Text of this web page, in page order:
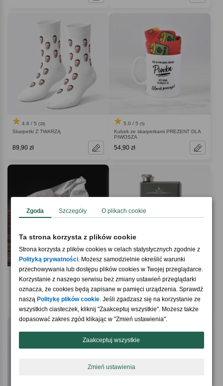
4.6 / 5 (28)
Skarpetki Z TWARZĄ
89,90 zł
5.0 / 5 (5)
Kubek ze skarpetkami PREZENT DLA
PIWOSZA
54,90 zł
Mydło o zapachu WHISKY upominek
dla faceta
59,90 zł
Piersiówka z grawerem na PREZENT
NA DZIEŃ CHŁOPAKA
99,90 zł
Strona zawiera informacje dotyczące alkoholu i jest
Zgoda Szczegóły O plikach cookie
Ta strona korzysta z plików cookie
Strona korzysta z plików cookies w celach statystycznych zgodnie z
Polityką prywatności. Możesz samodzielnie określić warunki
przechowywania lub dostępu plików cookies w Twojej przeglądarce.
Korzystanie z naszego serwisu bez zmiany ustawień przeglądarki
oznacza, że cookies będą zapisane w pamięci urządzenia. Sprawdź
naszą Politykę plików cookie. Jeśli zgadzasz się na korzystanie ze
wszystkich ciasteczek, kliknij "Zaakceptuj wszystkie". Możesz także
dopasować zakres zgód klikając w "Zmień ustawienia".
Zaakceptuj wszystkie
Zmień ustawienia